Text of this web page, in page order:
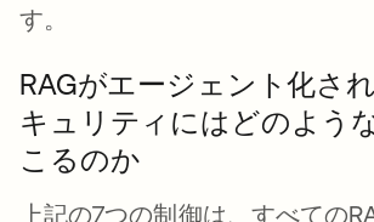
す。
RAGがエージェント化さ
キュリティにはどのよう
こるのか
上記の7つの制御は、すべての